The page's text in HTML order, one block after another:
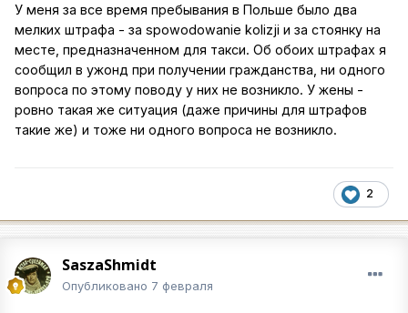
У меня за все время пребывания в Польше было два
мелких штрафа - за spowodowanie kolizji и за стоянку на
месте, предназначенном для такси. Об обоих штрафах я
сообщил в ужонд при получении гражданства, ни одного
вопроса по этому поводу у них не возникло. У жены -
ровно такая же ситуация (даже причины для штрафов
такие же) и тоже ни одного вопроса не возникло.
2
SaszaShmidt
Опубликовано 7 февраля